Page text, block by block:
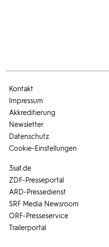
3sat.de
ZDF-Presseportal
ARD-Pressedienst
SRF Media Newsroom
ORF-Presseservice
Trailerportal
Kontakt
Impressum
Akkreditierung
Newsletter
Datenschutz
Cookie-Einstellungen